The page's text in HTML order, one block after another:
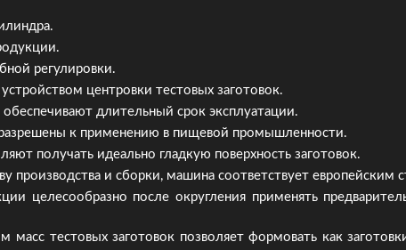
регулировки.
центровки тестовых заготовок.
длительный срок эксплуатации.
к применению в пищевой промышленности.
получать идеально гладкую поверхность заготовок.
производства и сборки, машина соответствует европейским
целесообразно после округления применять
тестовых заготовок позволяет формовать как